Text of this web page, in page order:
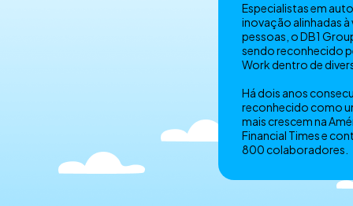
Especialistas em
inovação alinhadas
pessoas, o DB1
sendo reconhecido
Work dentro de
Há dois anos
reconhecido como
mais crescem na
Financial Times e
800 colaboradores.